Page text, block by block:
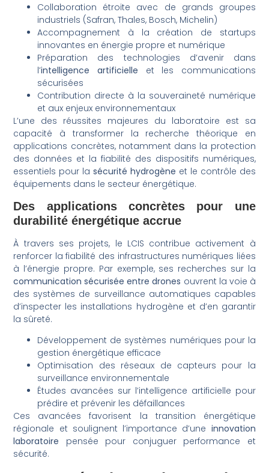
Collaboration étroite avec de grands groupes
industriels (Safran, Thales, Bosch, Michelin)
Accompagnement à la création de startups
innovantes en énergie propre et numérique
Préparation des technologies d’avenir dans
l’intelligence artificielle et les communications
sécurisées
Contribution directe à la souveraineté numérique
et aux enjeux environnementaux
L’une des réussites majeures du laboratoire est sa
capacité à transformer la recherche théorique en
applications concrètes, notamment dans la protection
des données et la fiabilité des dispositifs numériques,
essentiels pour lasécurité hydrogène et le contrôle des
équipements dans le secteur énergétique.
Des applications concrètes pour une
durabilité énergétique accrue
À travers ses projets, le LCIS contribue activement à
renforcer la fiabilité des infrastructures numériques liées
à l’énergie propre. Par exemple, ses recherches sur la
communication sécurisée entre drones ouvrent la voie à
des systèmes de surveillance automatiques capables
d’inspecter les installations hydrogène et d’en garantir
la sûreté.
Développement de systèmes numériques pour la
gestion énergétique efficace
Optimisation des réseaux de capteurs pour la
surveillance environnementale
Études avancées sur l’intelligence artificielle pour
prédire et prévenir les défaillances
Ces avancées favorisent la transition énergétique
régionale et soulignent l’importance d’une innovation
laboratoire pensée pour conjuguer performance et
sécurité.